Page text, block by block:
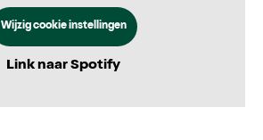
Wijzig cookie instellingen
Link naar Spotify